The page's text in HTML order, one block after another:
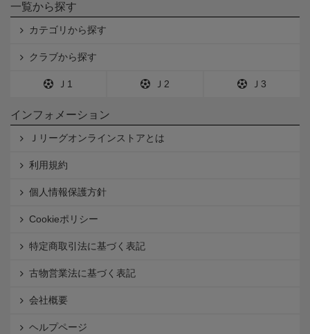
一覧から探す
カテゴリから探す
クラブから探す
Ｊ1 Ｊ2 Ｊ3
インフォメーション
Ｊリーグオンラインストアとは
利用規約
個人情報保護方針
Cookieポリシー
特定商取引法に基づく表記
古物営業法に基づく表記
会社概要
ヘルプページ